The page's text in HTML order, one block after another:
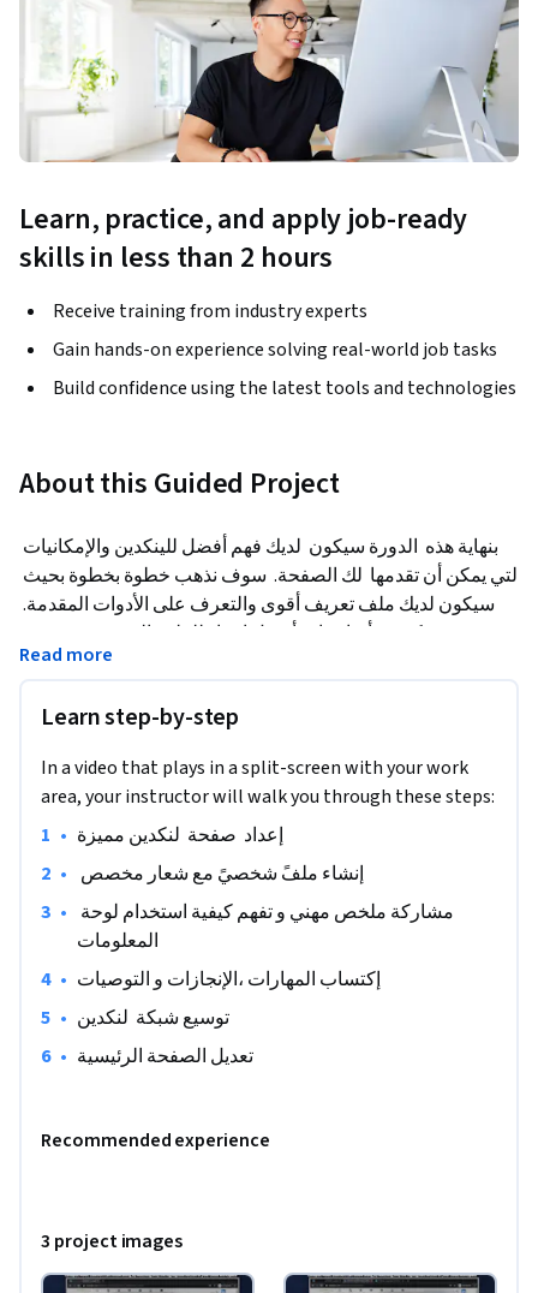
Learn, practice, and apply job-ready
skills in less than 2 hours
Receive training from industry experts
Gain hands-on experience solving real-world job tasks
Build confidence using the latest tools and technologies
About this Guided Project
الخيارات المتوفرة. قد تتعلم حتى  شيئا  كنت لا تعرفه مسبقا على
هل تعرف لماذا يوجد الكثير من المحترفين على  لينكدين ?
منصة للتواصل مع المهنيين الآخرين في جميع أنحاء العالم.
على  الموقع إيجابية.
للحصول على حساب مجاني على LinkedIn باستخدام عنوان بريدك
مرات في اليوم لمعرفة مدى نجاحك في أي وقت من الأوقات!
Read more
Learn step-by-step
In a video that plays in a split-screen with your work
area, your instructor will walk you through these steps:
• إعداد  صفحة  لنكدين مميزة
•
•
المعلومات
• إكتساب المهارات ،الإنجازات و التوصيات
•
• تعديل الصفحة الرئيسية
Recommended experience
3 project images